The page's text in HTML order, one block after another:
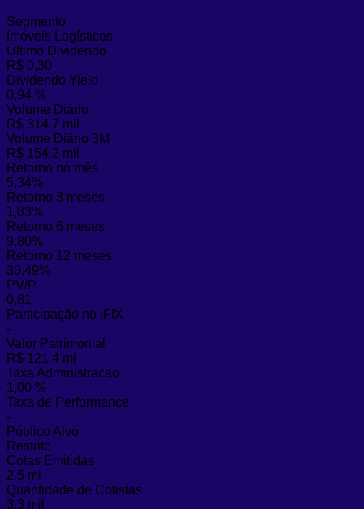
Segmento
Imóveis Logísticos
Último Dividendo
R$ 0,30
Dividendo Yield
0,94 %
Volume Diário
R$ 314.7 mil
Volume Diário 3M
R$ 154.2 mil
Retorno no mês
5,34%
Retorno 3 meses
1,83%
Retorno 6 meses
9,80%
Retorno 12 meses
30,49%
PV/P
0,81
Participação no IFIX
-
Valor Patrimonial
R$ 121.4 mi
Taxa Administracao
1,00 %
Taxa de Performance
-
Público Alvo
Restrito
Cotas Emitidas
2.5 mi
Quantidade de Cotistas
3.3 mil